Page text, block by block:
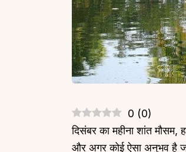
0 (0)
दिसंबर का महीना शांत मौसम,
और अगर कोई ऐसा अनुभव है